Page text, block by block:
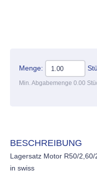
Menge:
Min. Abgabemenge 0.00
BESCHREIBUNG
Lagersatz Motor R50/
in swiss